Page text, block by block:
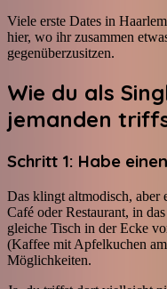
Viele erste Dates in
hier, wo ihr zusammen
gegenüberzusitzen.
Wie du als
jemanden
Schritt 1: Habe
Das klingt altmodisch, aber
Café oder Restaurant, in
gleiche Tisch in der Ecke
(Kaffee mit Apfelkuchen
Möglichkeiten.